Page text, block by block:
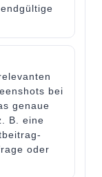
bei
genaue
B. eine
oder